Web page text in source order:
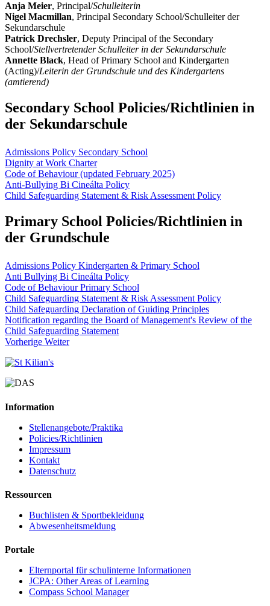
Anja Meier, Principal/Schulleiterin
Nigel Macmillan, Principal Secondary School/Schulleiter der
Sekundarschule
Patrick Drechsler, Deputy Principal of the Secondary
School/Stellvertretender Schulleiter in der Sekundarschule
Annette Black, Head of Primary School and Kindergarten
(Acting)/Leiterin der Grundschule und des Kindergartens
(amtierend)
Secondary School Policies/Richtlinien in
der Sekundarschule
Admissions Policy Secondary School
Dignity at Work Charter
Code of Behaviour (updated February 2025)
Anti-Bullying Bi Cineálta Policy
Child Safeguarding Statement & Risk Assessment Policy
Primary School Policies/Richtlinien in
der Grundschule
Admissions Policy Kindergarten & Primary School
Anti Bullying Bi Cineálta Policy
Code of Behaviour Primary School
Child Safeguarding Statement & Risk Assessment Policy
Child Safeguarding Declaration of Guiding Principles
Notification regarding the Board of Management's Review of the
Child Safeguarding Statement
Vorherige Weiter
Information
Stellenangebote/Praktika
Policies/Richtlinien
Impressum
Kontakt
Datenschutz
Ressourcen
Buchlisten & Sportbekleidung
Abwesenheitsmeldung
Portale
Elternportal für schulinterne Informationen
JCPA: Other Areas of Learning
Compass School Manager